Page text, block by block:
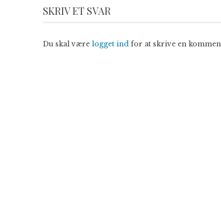
SKRIV ET SVAR
Du skal være logget ind for at skrive en